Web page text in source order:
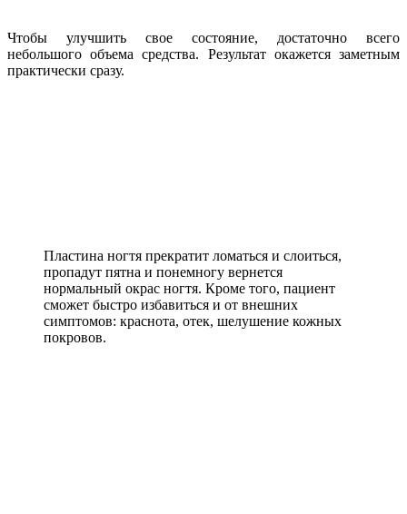
Чтобы улучшить свое состояние, достаточно всего
небольшого объема средства. Результат окажется заметным
практически сразу.
Пластина ногтя прекратит ломаться и слоиться,
пропадут пятна и понемногу вернется
нормальный окрас ногтя. Кроме того, пациент
сможет быстро избавиться и от внешних
симптомов: краснота, отек, шелушение кожных
покровов.